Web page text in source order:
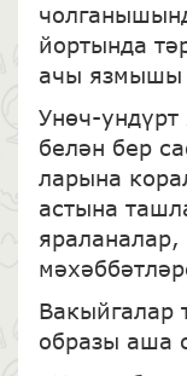
йортында
ачы язмышы
Унөч-
белән бер
ларына
астына
Вакыйгалар
образы аша